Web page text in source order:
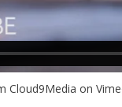
Cloud9Media on